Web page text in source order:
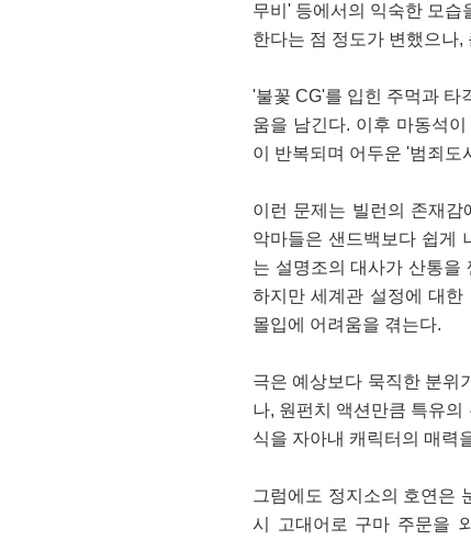
무비' 등에서의 익숙한 모
한다는 점 정도가 변했으나
'불꽃 CG'를 입힌 주먹과 타
움을 남긴다. 이후 마동석
이 반복되며 어두운 '범죄도
이런 문제는 빌런의 존재
악마들은 샌드백보다 쉽게
는 설명조의 대사가 산통을
하지만 세계관 설정에 대한
몰입에 어려움을 겪는다.
극은 예상보다 묵직한 분위
나, 원펀치 액션만큼 특유
식을 자아내 캐릭터의 매력
그럼에도 정지소의 호연은
시 고대어로 구마 주문을